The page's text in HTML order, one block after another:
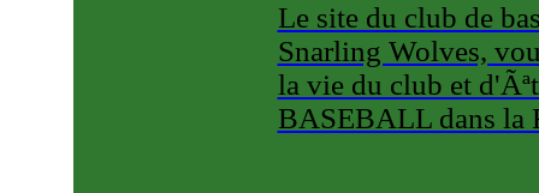
Le site du club de
Snarling Wolves,
la vie du club et
BASEBALL dans la